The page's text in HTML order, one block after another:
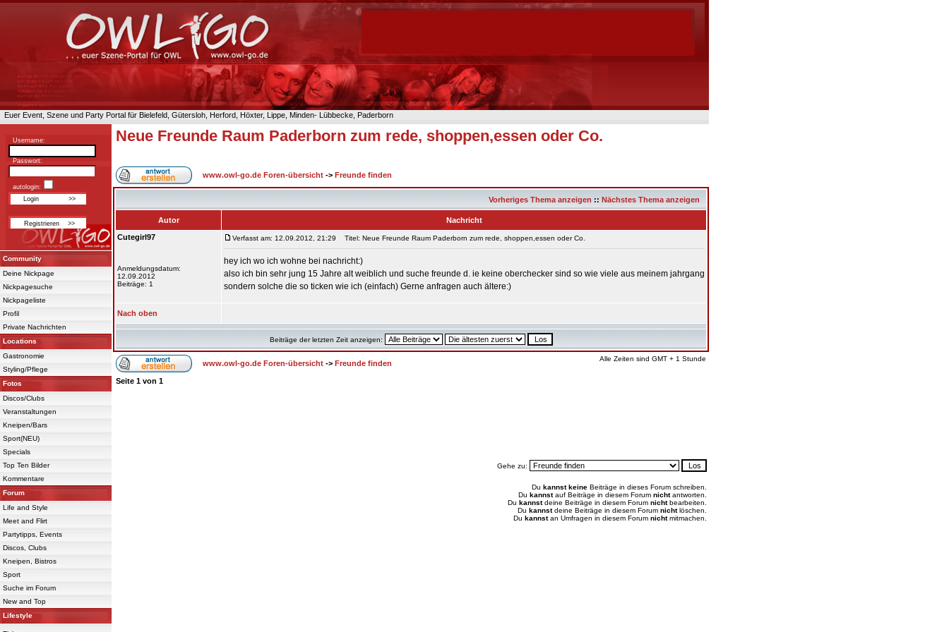
Euer Event, Szene und Party Portal für Bielefeld, Gütersloh, Herford, Höxter, Lippe, Minden- Lübbecke, Paderborn
Username:
Passwort:
autologin:
Community
Deine Nickpage
Nickpagesuche
Nickpageliste
Profil
Private Nachrichten
Locations
Gastronomie
Styling/Pflege
Fotos
Discos/Clubs
Veranstaltungen
Kneipen/Bars
Sport(NEU)
Specials
Top Ten Bilder
Kommentare
Forum
Life and Style
Meet and Flirt
Partytipps, Events
Discos, Clubs
Kneipen, Bistros
Sport
Suche im Forum
New and Top
Lifestyle
Neue Freunde Raum Paderborn zum rede, shoppen,essen oder Co.
www.owl-go.de Foren-übersicht -> Freunde finden
Vorheriges Thema anzeigen :: Nächstes Thema anzeigen
Autor
Nachricht
Cutegirl97
Anmeldungsdatum:
12.09.2012
Beiträge: 1
Verfasst am: 12.09.2012, 21:29 Titel: Neue Freunde Raum Paderborn zum rede, shoppen,essen oder Co.
hey ich wo ich wohne bei nachricht:)
also ich bin sehr jung 15 Jahre alt weiblich und suche freunde d. ie keine oberchecker sind so wie viele aus meinem jahrgang
sondern solche die so ticken wie ich (einfach) Gerne anfragen auch ältere:)
Nach oben
Beiträge der letzten Zeit anzeigen:
www.owl-go.de Foren-übersicht -> Freunde finden
Alle Zeiten sind GMT + 1 Stunde
Seite 1 von 1
Gehe zu:
Du kannst keine Beiträge in dieses Forum schreiben.
Du kannstauf Beiträge in diesem Forum nichtantworten.
Du kannstdeine Beiträge in diesem Forum nichtbearbeiten.
Du kannstdeine Beiträge in diesem Forum nichtlöschen.
Du kannstan Umfragen in diesem Forum nichtmitmachen.